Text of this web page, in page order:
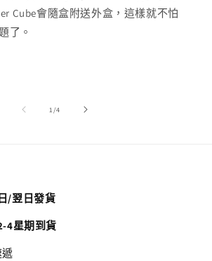
Cube會隨盒附送外盒，這樣就不怕
了。
1//4
/翌日發貨
4星期到貨
遞